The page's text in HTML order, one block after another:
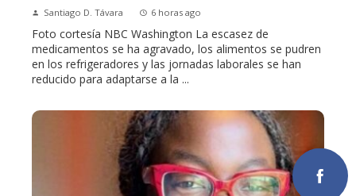
Santiago D. Távara 6 horas ago
Foto cortesía NBC Washington La escasez de
medicamentos se ha agravado, los alimentos se pudren
en los refrigeradores y las jornadas laborales se han
reducido para adaptarse a la ...